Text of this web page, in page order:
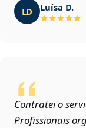
LD Luísa D.
Contratei o
Profissionais